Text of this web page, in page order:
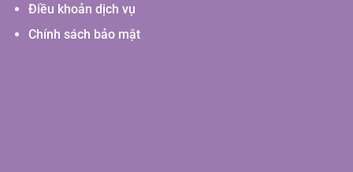
Điều khoản dịch vụ
Chính sách bảo mật